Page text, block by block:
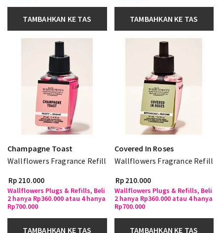
TAMBAHKAN KE TAS TAMBAHKAN KE TAS
Champagne Toast
Wallflowers Fragrance Refill
Rp 210.000
Wallflowers Plugs & Refills, Beli
2 hanya Rp360.000 atau 4 hanya
Rp700.000
TAMBAHKAN KE TAS
Covered In Roses
Wallflowers Fragrance Refill
Rp 210.000
Wallflowers Plugs & Refills, Beli
2 hanya Rp360.000 atau 4 hanya
Rp700.000
TAMBAHKAN KE TAS